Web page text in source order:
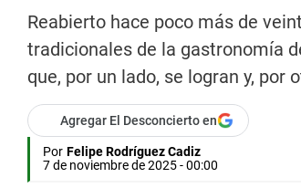
Reabierto hace poco más de
tradicionales de la gastronomía
que, por un lado, se logran y,
Agregar El Desconcierto en
Por Felipe Rodríguez Cadiz
7 de noviembre de 2025 - 00:00